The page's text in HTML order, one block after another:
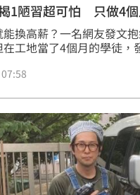
1陋習超可怕 只做4
換高薪？一名網友發文
工地當了4個月的學徒，
為了不讓自己的肺壞掉，